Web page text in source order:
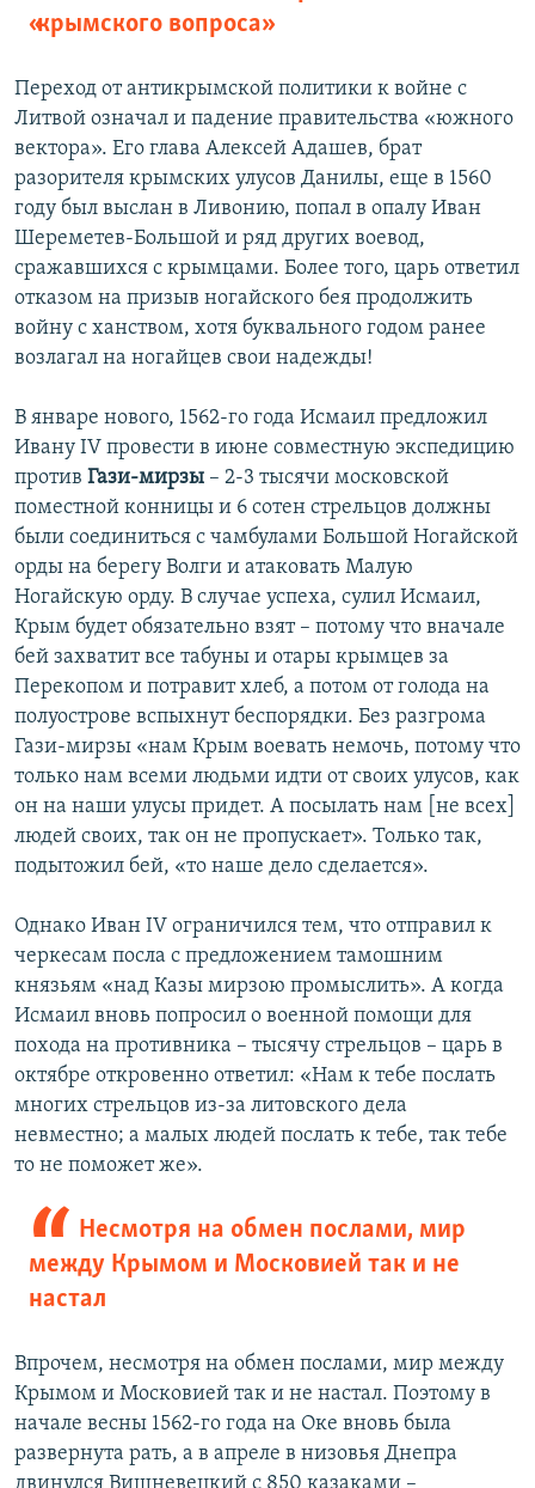
«крымского вопроса»
Переход от антикрымской политики к войне с
Литвой означал и падение правительства «южного
вектора». Его глава Алексей Адашев, брат
разорителя крымских улусов Данилы, еще в 1560
году был выслан в Ливонию, попал в опалу Иван
Шереметев-Большой и ряд других воевод,
сражавшихся с крымцами. Более того, царь ответил
отказом на призыв ногайского бея продолжить
войну с ханством, хотя буквального годом ранее
возлагал на ногайцев свои надежды!
В январе нового, 1562-го года Исмаил предложил
Ивану IV провести в июне совместную экспедицию
против Гази-мирзы – 2-3 тысячи московской
поместной конницы и 6 сотен стрельцов должны
были соединиться с чамбулами Большой Ногайской
орды на берегу Волги и атаковать Малую
Ногайскую орду. В случае успеха, сулил Исмаил,
Крым будет обязательно взят – потому что вначале
бей захватит все табуны и отары крымцев за
Перекопом и потравит хлеб, а потом от голода на
полуострове вспыхнут беспорядки. Без разгрома
Гази-мирзы «нам Крым воевать немочь, потому что
только нам всеми людьми идти от своих улусов, как
он на наши улусы придет. А посылать нам [не всех]
людей своих, так он не пропускает». Только так,
подытожил бей, «то наше дело сделается».
Однако Иван IV ограничился тем, что отправил к
черкесам посла с предложением тамошним
князьям «над Казы мирзою промыслить». А когда
Исмаил вновь попросил о военной помощи для
похода на противника – тысячу стрельцов – царь в
октябре откровенно ответил: «Нам к тебе послать
многих стрельцов из-за литовского дела
невместно; а малых людей послать к тебе, так тебе
то не поможет же».
Несмотря на обмен послами, мир
между Крымом и Московией так и не
настал
Впрочем, несмотря на обмен послами, мир между
Крымом и Московией так и не настал. Поэтому в
начале весны 1562-го года на Оке вновь была
развернута рать, а в апреле в низовья Днепра